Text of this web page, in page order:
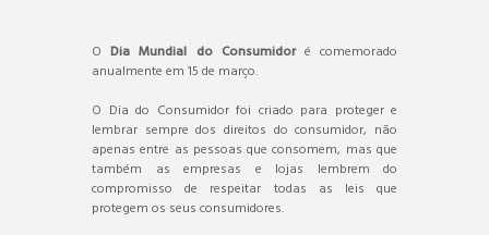
ODia Mundial do Consumidoré comemorado
anualmente em 15 de março.
O Dia do Consumidor foi criado para proteger e
lembrar sempre dos direitos do consumidor, não
apenas entre as pessoas que consomem, mas que
também as empresas e lojas lembrem do
compromisso de respeitar todas as leis que
protegem os seus consumidores.